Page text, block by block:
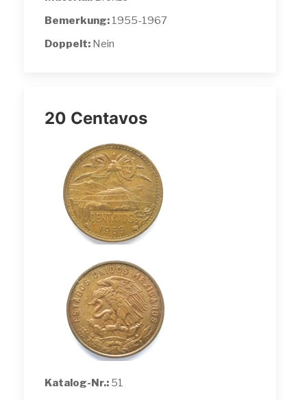
Bemerkung: 1955-1967
Doppelt: Nein
20 Centavos
Katalog-Nr.: 51